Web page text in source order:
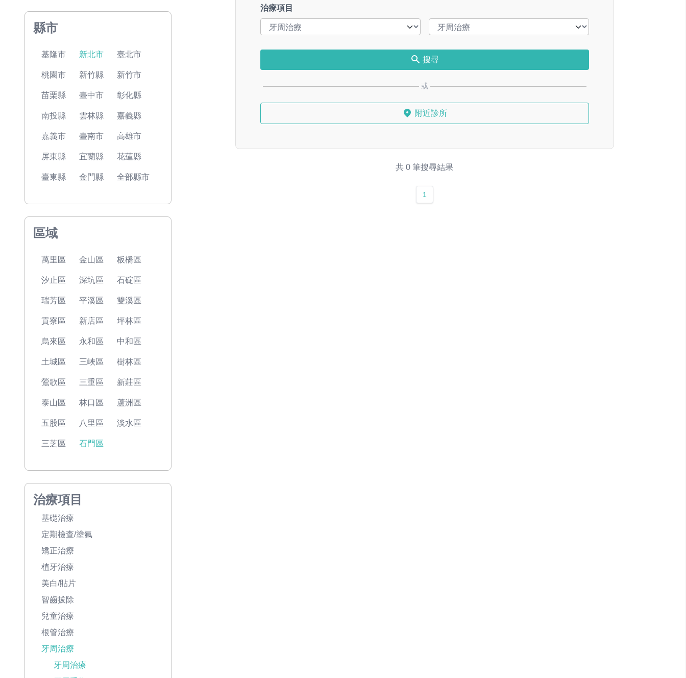
縣市
基隆市 新北市 臺北市
桃園市 新竹縣 新竹市
苗栗縣 臺中市 彰化縣
南投縣 雲林縣 嘉義縣
嘉義市 臺南市 高雄市
屏東縣 宜蘭縣 花蓮縣
臺東縣 金門縣 全部縣市
區域
萬里區 金山區 板橋區
汐止區 深坑區 石碇區
瑞芳區 平溪區 雙溪區
貢寮區 新店區 坪林區
烏來區 永和區 中和區
土城區 三峽區 樹林區
鶯歌區 三重區 新莊區
泰山區 林口區 蘆洲區
五股區 八里區 淡水區
三芝區 石門區
治療項目
基礎治療
定期檢查/塗氟
矯正治療
植牙治療
美白/貼片
智齒拔除
兒童治療
根管治療
牙周治療
牙周治療
治療項目
搜尋
或
附近診所
共 0 筆搜尋結果
1